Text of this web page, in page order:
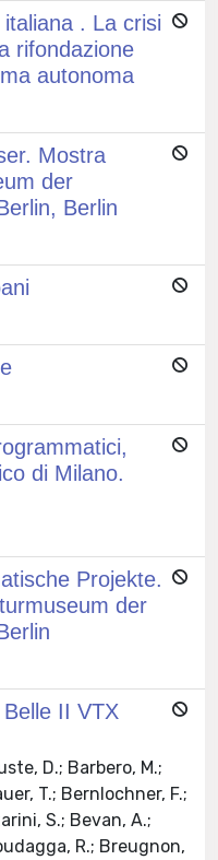
. La crisi
rifondazione
autonoma
Mostra
der
Berlin
di Milano.
Projekte.
der
II VTX
D.; Barbero, M.;
T.; Bernlochner, F.;
S.; Bevan, A.;
R.; Breugnon,